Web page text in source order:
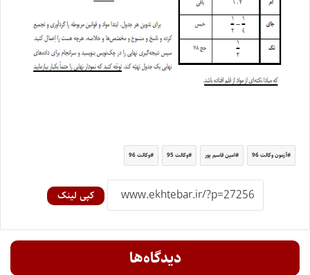
آزمون وکالت 96 امین قاسم پور وکالت 95 وکالت 96
کپی لینک
دیدگاه‌ها